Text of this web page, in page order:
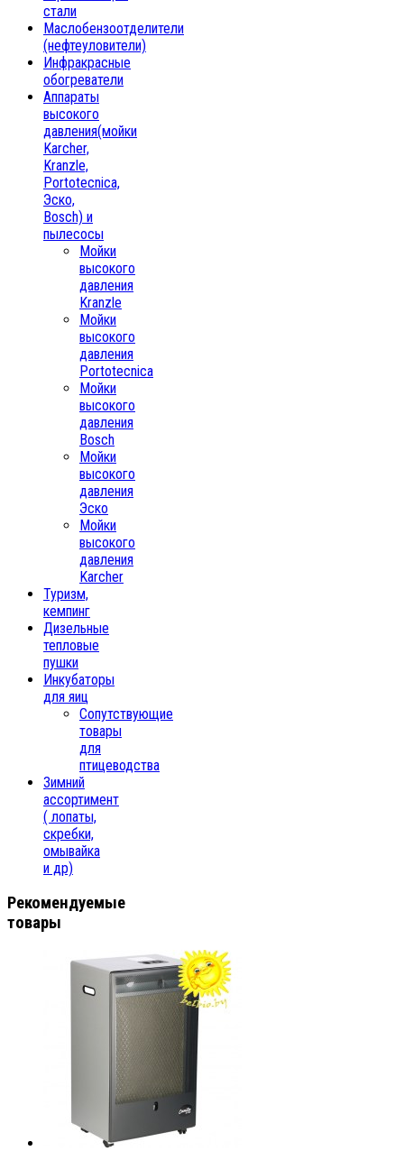
стали
Маслобензоотделители
(нефтеуловители)
Инфракрасные
обогреватели
Аппараты
высокого
давления(мойки
Karcher,
Kranzle,
Portotecnica,
Эско,
Bosch) и
пылесосы
Мойки
высокого
давления
Kranzle
Мойки
высокого
давления
Portotecnica
Мойки
высокого
давления
Bosch
Мойки
высокого
давления
Эско
Мойки
высокого
давления
Karcher
Туризм,
кемпинг
Дизельные
тепловые
пушки
Инкубаторы
для яиц
Сопутствующие
товары
для
птицеводства
Зимний
ассортимент
( лопаты,
скребки,
омывайка
и др)
Рекомендуемые
товары